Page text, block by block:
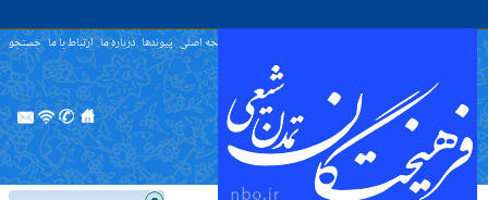
صفحه اصلی پیوندها درباره ما ارتباط با ما جستجو